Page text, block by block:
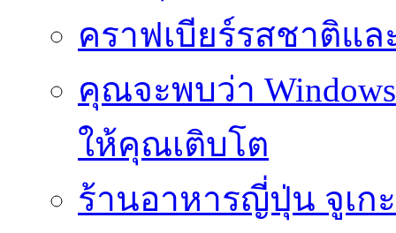
คราฟเบียร์รสชาติแ
คุณจะพบว่า
ให้คุณเติบโต
ร้านอาหารญี่ปุ่น จูเก